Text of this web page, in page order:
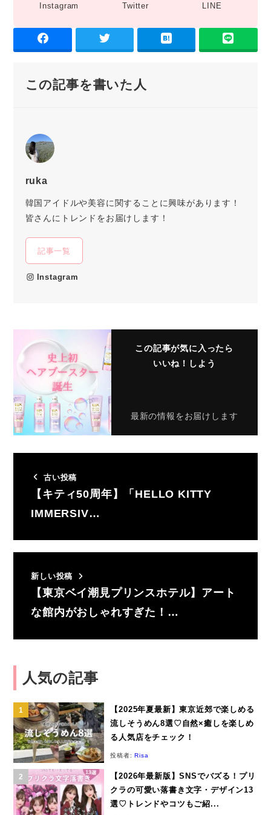
Instagram Twitter LINE
この記事を書いた人
ruka
韓国アイドルや美容に関することに興味があります！
皆さんにトレンドをお届けします！
記事一覧
Instagram
この記事が気に入ったら
いいね！しよう
最新の情報をお届けします
古い投稿
【キティ50周年】「HELLO KITTY
IMMERSIV…
新しい投稿
【東京ベイ潮見プリンスホテル】アート
な館内がおしゃれすぎた！…
人気の記事
【2025年夏最新】東京近郊で楽しめる
流しそうめん8選♡自然×癒しを楽しめ
る人気店をチェック！
投稿者:Risa
【2026年最新版】SNSでバズる！プリ
クラの可愛い落書き文字・デザイン13
選♡トレンドやコツもご紹...